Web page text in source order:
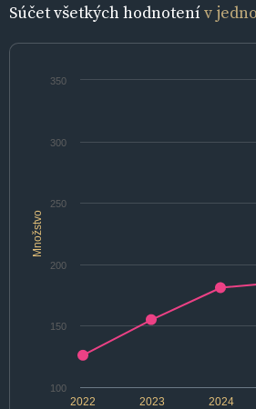
Súčet všetkých hodnotenív
Množstvo
2022 2024
2023
100
150
200
250
300
350